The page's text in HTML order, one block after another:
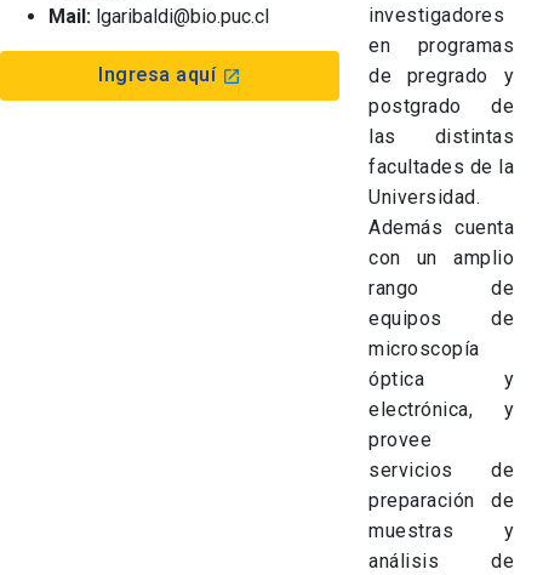
Mail: lgaribaldi@bio.puc.cl
Ingresa aquí launch
investigadores
en programas
de pregrado y
postgrado de
las distintas
facultades de la
Universidad.
Además cuenta
con un amplio
rango de
equipos de
microscopía
óptica y
electrónica, y
provee
servicios de
preparación de
muestras y
análisis de